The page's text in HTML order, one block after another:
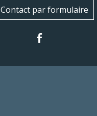
Contact par formulaire